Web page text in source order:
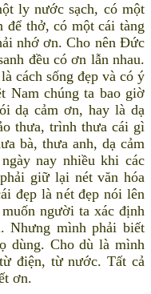
ly nước sạch, có một
để thở, có một cái tàng
nhớ ơn. Cho nên Đức
đều có ơn lẫn nhau.
cách sống đẹp và có ý
Nam chúng ta bao giờ
dạ cảm ơn, hay là dạ
thưa, trình thưa cái gì
bà, thưa anh, dạ cảm
nay nhiều khi các
giữ lại nét văn hóa
đẹp là nét đẹp nói lên
người ta xác định
Nhưng mình phải biết
dùng. Cho dù là mình
điện, từ nước. Tất cả
ơn.